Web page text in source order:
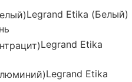
Legrand Etika (Белый)
Legrand Etika
Legrand Etika